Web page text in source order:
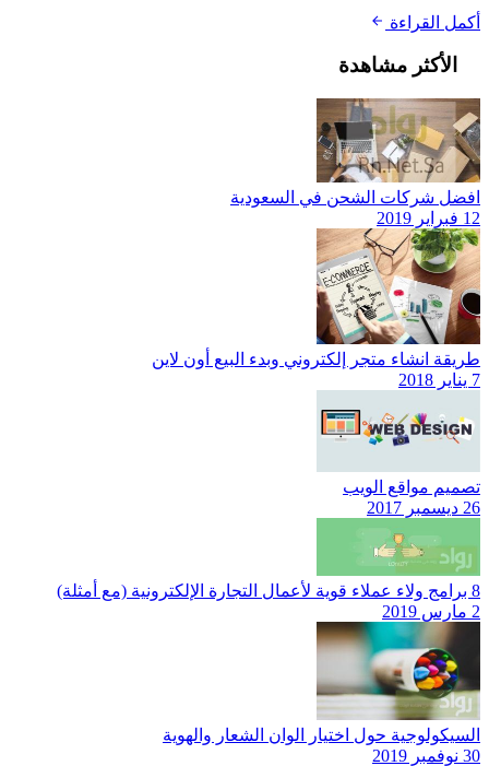
أكمل القراءة
الأكثر مشاهدة
افضل شركات الشحن في السعودية
12 فبراير 2019
طريقة انشاء متجر إلكتروني وبدء البيع أون لاين
7 يناير 2018
تصميم مواقع الويب
26 ديسمبر 2017
8 برامج ولاء عملاء قوية لأعمال التجارة الإلكترونية (مع أمثلة)
2 مارس 2019
السيكولوجية حول اختيار الوان الشعار والهوية
30 نوفمبر 2019